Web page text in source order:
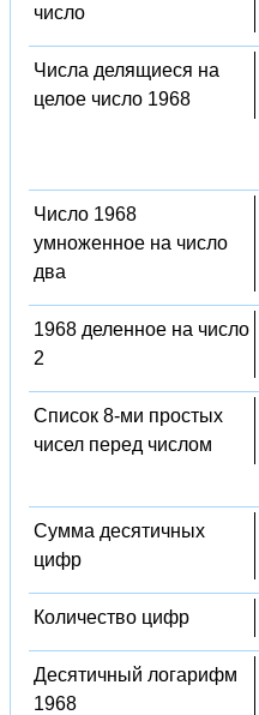
число
Числа делящиеся на
целое число 1968
Число 1968
умноженное на число
два
1968 деленное на число
2
Список 8-ми простых
чисел перед числом
Сумма десятичных
цифр
Количество цифр
Десятичный логарифм
1968